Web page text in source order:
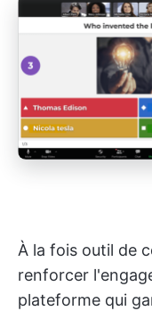
À la fois outil de
renforcer
plateforme qui